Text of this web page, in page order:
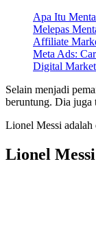
Apa Itu
Melepas
Affiliate
Meta Ads:
Digital
Selain menjadi
beruntung. Dia juga
Lionel Messi adalah
Lionel